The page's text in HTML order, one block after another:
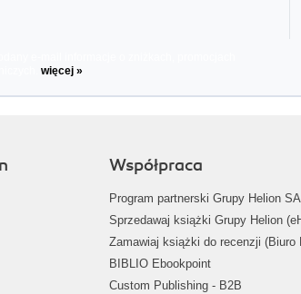
więcej »
Współpraca
Program partnerski Grupy Helion SA
Sprzedawaj książki Grupy Helion
Zamawiaj książki do recenzji (Biuro
BIBLIO Ebookpoint
Custom Publishing - B2B